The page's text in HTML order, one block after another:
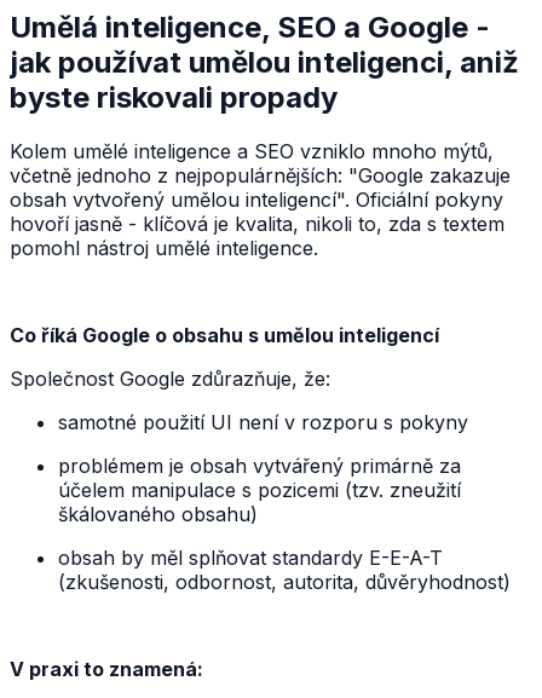
Umělá inteligence, SEO a Google -
jak používat umělou inteligenci, aniž
byste riskovali propady
Kolem umělé inteligence a SEO vzniklo mnoho mýtů,
včetně jednoho z nejpopulárnějších: "Google zakazuje
obsah vytvořený umělou inteligencí". Oficiální pokyny
hovoří jasně - klíčová je kvalita, nikoli to, zda s textem
pomohl nástroj umělé inteligence.
Co říká Google o obsahu s umělou inteligencí
Společnost Google zdůrazňuje, že:
samotné použití UI není v rozporu s pokyny
problémem je obsah vytvářený primárně za
účelem manipulace s pozicemi (tzv. zneužití
škálovaného obsahu)
obsah by měl splňovat standardy E-E-A-T
(zkušenosti, odbornost, autorita, důvěryhodnost)
V praxi to znamená: